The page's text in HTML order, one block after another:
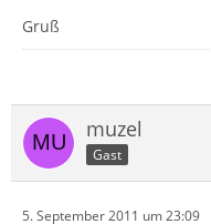
Gruß
muzel
Gast
5. September 2011 um 23:09